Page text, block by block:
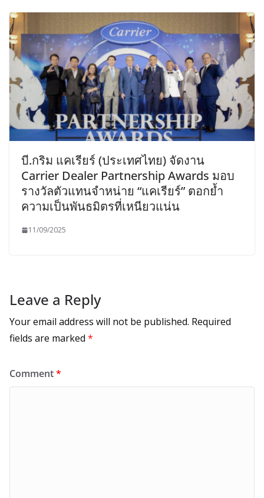
บี.กริม แคเรียร์ (ประเทศไทย) จัดงาน
Carrier Dealer Partnership Awards มอบ
รางวัลตัวแทนจำหน่าย “แคเรียร์” ตอกย้ำ
ความเป็นพันธมิตรที่เหนียวแน่น
11/09/2025
Leave a Reply
Your email address will not be published. Required
fields are marked *
Comment*